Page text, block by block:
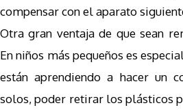
compensar con el aparato
Otra gran ventaja de que sean
En niños más pequeños es
están aprendiendo a hacer un
solos, poder retirar los plásticos